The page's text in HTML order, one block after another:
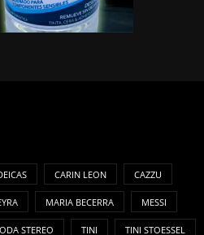
CARIN LEON CAZZU
MARIA BECERRA MESSI
STEREO TINI TINI STOESSEL